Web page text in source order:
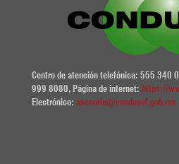
Centro de atención telefónica: 555 340
999 8080, Página de internet: https://
Electrónico: asesoria@condusef.gob.mx